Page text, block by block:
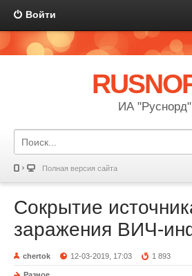
Войти
ИА "Руснорд"
Полная версия сайта
Сокрытие
заражения ВИЧ-
chertok 12-03-2019, 17:03 1 893